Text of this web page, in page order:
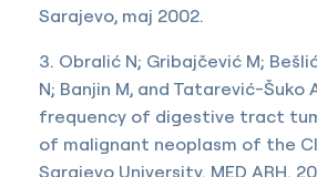
Sarajevo, maj 2002.
3. Obralić N; Gribajčević M;
N; Banjin M, and Tatarević-Šuko
frequency of digestive tract
of malignant neoplasm of the
Sarajevo University. MED ARH.